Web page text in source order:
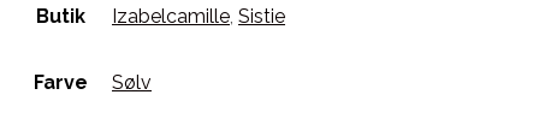
Butik Izabelcamille, Sistie
Farve Sølv